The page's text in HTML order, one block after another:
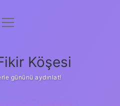
Uyarı
menüyü
Köşesi
gününü aydınlat!